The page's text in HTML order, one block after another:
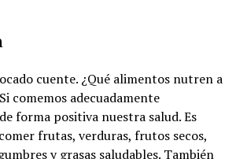
cuente. ¿Qué alimentos nutren a
comemos adecuadamente
forma positiva nuestra salud. Es
frutas, verduras, frutos secos,
y grasas saludables. También